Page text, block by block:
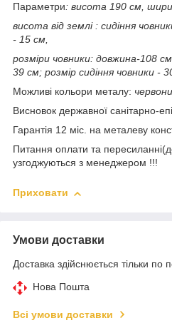
Параметри: висота 190 см,
висота від землі : сидіння
- 15 см,
розміри човники: довжина-108
39 см; розмір сидіння човники -
Можливі кольори металу:
Висновок державної санітарно-
Гарантія 12 міс. на металеву
Питання оплати та
узгоджуються з менеджером !!!
Приховати
Умови доставки
Доставка здійснюється тільки по
Нова Пошта
Всі умови доставки